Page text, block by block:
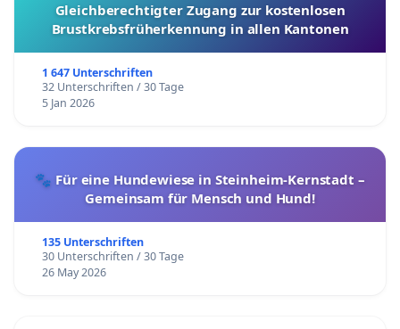
Gleichberechtigter Zugang zur kostenlosen
Brustkrebsfrüherkennung in allen Kantonen
1 647 Unterschriften
32 Unterschriften / 30 Tage
5 Jan 2026
🐾 Für eine Hundewiese in Steinheim-Kernstadt –
Gemeinsam für Mensch und Hund!
135 Unterschriften
30 Unterschriften / 30 Tage
26 May 2026